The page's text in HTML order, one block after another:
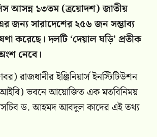
আসন্ন ১৩তম (ত্রয়োদশ) জাতীয়
জন্য সারাদেশের ২৫৬ জন সম্ভাব্য
করেছে। দলটি ‘দেয়াল ঘড়ি’ প্রতীক
নেবে।
রাজধানীর ইঞ্জিনিয়ার্স ইনস্টিটিউশন
ভবনে আয়োজিত এক মতবিনিময়
ড. আহমদ আবদুল কাদের এই তথ্য